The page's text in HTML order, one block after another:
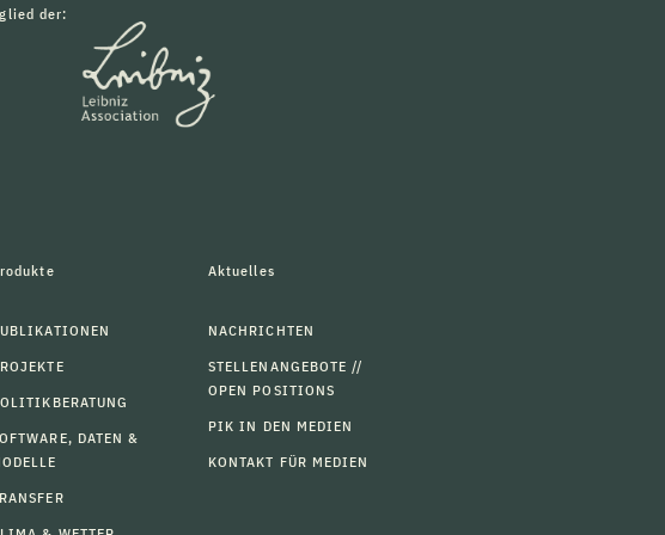
der:
DATEN &
Aktuelles
NACHRICHTEN
STELLENANGEBOTE //
OPEN POSITIONS
PIK IN DEN MEDIEN
KONTAKT FÜR MEDIEN